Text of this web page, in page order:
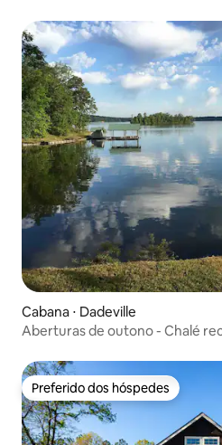
Cabana ⋅ Dadeville
Aberturas de outono - Chalé
Preferido dos hóspedes
Preferido dos hóspedes